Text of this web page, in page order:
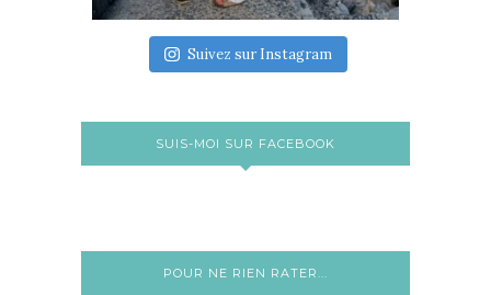
Suivez sur Instagram
SUIS-MOI SUR FACEBOOK
POUR NE RIEN RATER...